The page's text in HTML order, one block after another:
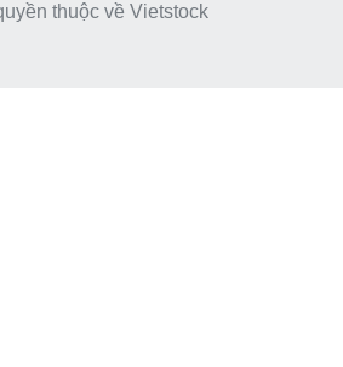
thuộc về Vietstock